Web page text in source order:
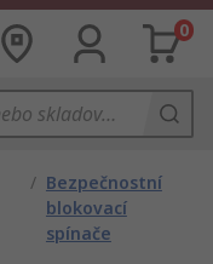
0
/ Bezpečnostní
blokovací
spínače